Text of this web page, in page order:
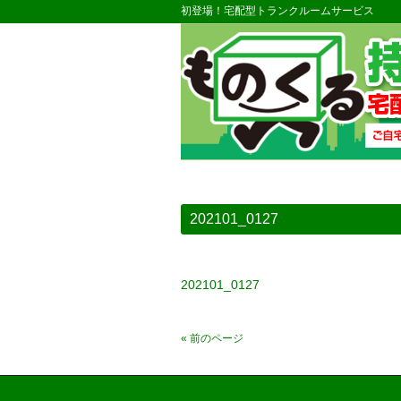
初登場！宅配型トランクルームサービス
202101_0127
202101_0127
« 前のページ